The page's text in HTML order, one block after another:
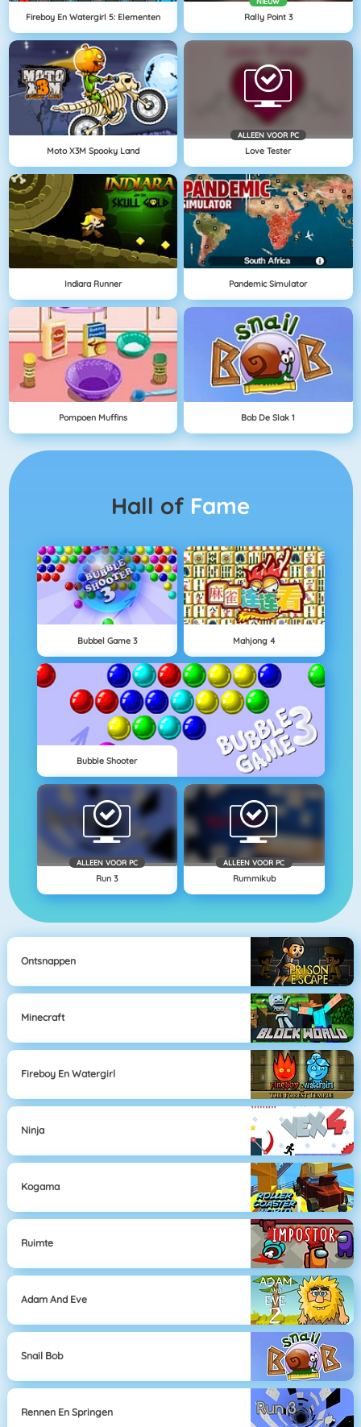
Fireboy En Watergirl 5: Elementen Rally Point 3
Moto X3M Spooky Land
ALLEEN VOOR PC
Love Tester
Indiara Runner Pandemic Simulator
Pompoen Muffins Bob De Slak 1
Hall of Fame
Bubbel Game 3 Mahjong 4
Bubble Shooter
ALLEEN VOOR PC
Run 3
ALLEEN VOOR PC
Rummikub
Ontsnappen
Minecraft
Fireboy En Watergirl
Ninja
Kogama
Ruimte
Adam And Eve
Snail Bob
Rennen En Springen